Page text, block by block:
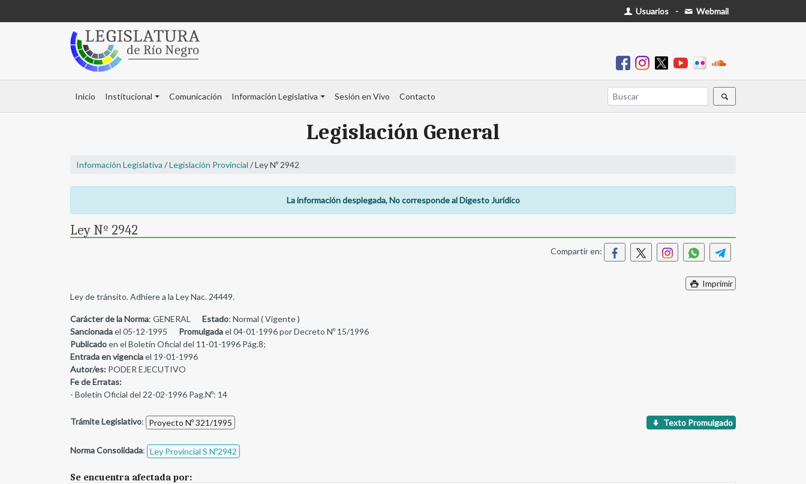
Usuarios - Webmail
Inicio Institucional Comunicación Información Legislativa Sesión en Vivo Contacto
Legislación General
Información Legislativa /Legislación Provincial / Ley Nº 2942
La información desplegada, No corresponde al Digesto Jurídico
Ley Nº 2942
Compartir en:
Imprimir
Ley de tránsito. Adhiere a la Ley Nac. 24449.
Carácter de la Norma: GENERAL Estado: Normal ( Vigente )
Sancionadael 05-12-1995 Promulgadael 04-01-1996 por Decreto Nº 15/1996
Publicadoen el Boletín Oficial del 11-01-1996 Pág.8;
Entrada en vigenciael 19-01-1996
Autor/es: PODER EJECUTIVO
Fe de Erratas:
- Boletín Oficial del 22-02-1996 Pag.Nº: 14
Trámite Legislativo: Proyecto Nº 321/1995
Norma Consolidada: Ley Provincial S Nº2942
Texto Promulgado
Se encuentra afectada por: